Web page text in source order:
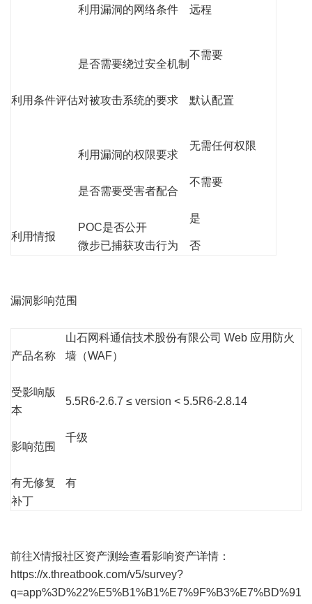
利用条件评估
利用漏洞的网络条件 远程
是否需要绕过安全机制
不需要
对被攻击系统的要求 默认配置
利用漏洞的权限要求
无需任何权限
是否需要受害者配合
不需要
利用情报
POC是否公开
是
微步已捕获攻击行为 否
漏洞影响范围
产品名称
山石网科通信技术股份有限公司 Web 应用防火
墙（WAF）
受影响版
本
5.5R6-2.6.7 ≤ version < 5.5R6-2.8.14
影响范围
千级
有无修复
补丁
有
前往X情报社区资产测绘查看影响资产详情：
https://x.threatbook.com/v5/survey?
q=app%3D%22%E5%B1%B1%E7%9F%B3%E7%BD%91